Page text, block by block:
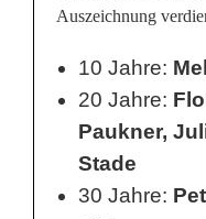
Auszeichnung
10 Jahre:
20 Jahre:
Paukner,
Stade
30 Jahre: